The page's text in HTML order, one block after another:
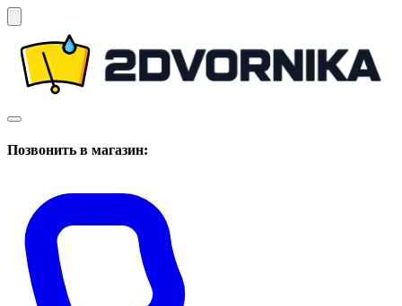
Позвонить в магазин: